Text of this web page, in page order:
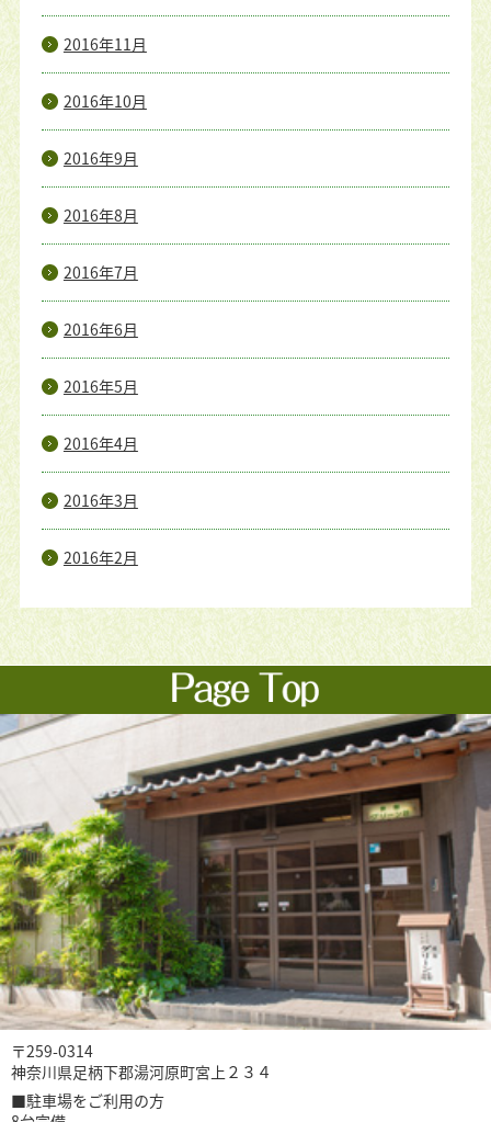
2016年11月
2016年10月
2016年9月
2016年8月
2016年7月
2016年6月
2016年5月
2016年4月
2016年3月
2016年2月
〒259-0314
神奈川県足柄下郡湯河原町宮上２３４
■駐車場をご利用の方